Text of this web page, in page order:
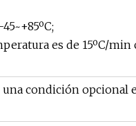
es de 15ºC/
condición opcional